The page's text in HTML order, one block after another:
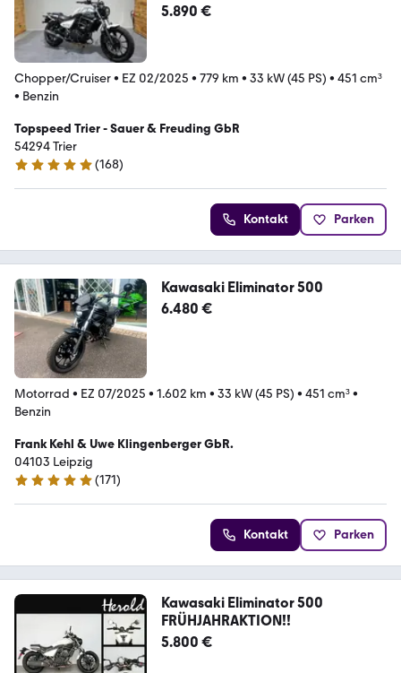
5.890 €
Chopper/Cruiser• EZ 02/2025 • 779 km • 33 kW (45 PS) • 451 cm³
• Benzin
Topspeed Trier - Sauer & Freuding GbR
54294 Trier
4.8 Sterne
(168)
Kontakt Parken
Kawasaki Eliminator 500
6.480 €
Motorrad • EZ 07/2025 • 1.602 km • 33 kW (45 PS) • 451 cm³•
Benzin
Frank Kehl & Uwe Klingenberger GbR.
04103 Leipzig
4.9 Sterne
(171)
Kontakt Parken
Kawasaki Eliminator 500
FRÜHJAHRAKTION!!
5.800 €